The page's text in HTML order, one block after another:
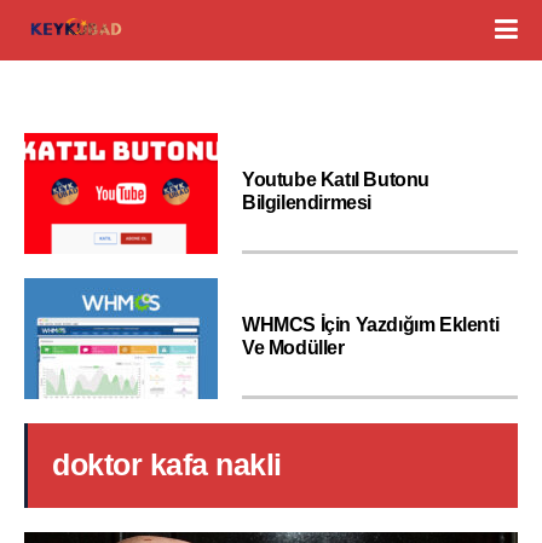
Youtube Katıl Butonu
Bilgilendirmesi
WHMCS İçin Yazdığım Eklenti
Ve Modüller
doktor kafa nakli